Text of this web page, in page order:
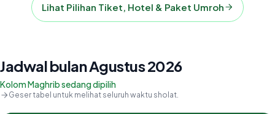
Lihat Pilihan Tiket, Hotel & Paket Umroh
Jadwal bulan Agustus 2026
Kolom Maghrib sedang dipilih
Geser tabel untuk melihat seluruh waktu sholat.